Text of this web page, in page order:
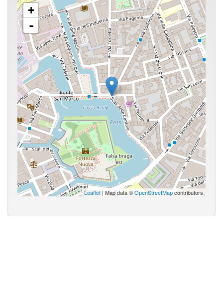
+
-
Leaflet| Map data ©OpenStreetMapcontributors